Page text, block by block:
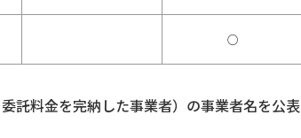
○
託料金を完納した事業者）の事業者名を公表